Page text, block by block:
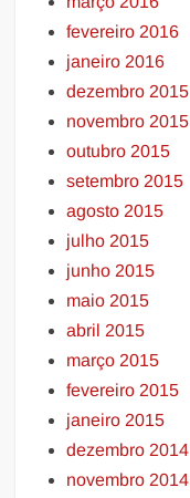
fevereiro 2016
janeiro 2016
dezembro 2015
novembro 2015
outubro 2015
setembro 2015
agosto 2015
julho 2015
junho 2015
maio 2015
abril 2015
março 2015
fevereiro 2015
janeiro 2015
dezembro 2014
novembro 2014